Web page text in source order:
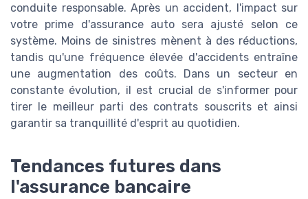
conduite responsable. Après un accident, l'impact sur
votre prime d'assurance auto sera ajusté selon ce
système. Moins de sinistres mènent à des réductions,
tandis qu'une fréquence élevée d'accidents entraîne
une augmentation des coûts. Dans un secteur en
constante évolution, il est crucial de s'informer pour
tirer le meilleur parti des contrats souscrits et ainsi
garantir sa tranquillité d'esprit au quotidien.
Tendances futures dans
l'assurance bancaire